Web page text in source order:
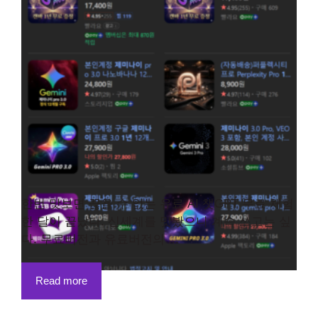
한번 맛보면 끊을 수 없는 유료 AI 챗GPT 무료 체험
한 달이 끝났다. 신세계를 맛봤으니 계속 쓰고는 싶
다. 무료버전과 유료버전의 ...
Read more